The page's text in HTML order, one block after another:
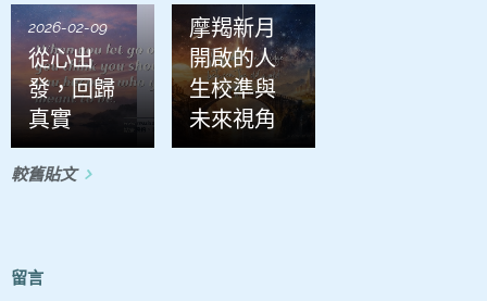
2026-02-09
從心出
發，回歸
真實
摩羯新月
開啟的人
生校準與
未來視角
較舊貼文
留言